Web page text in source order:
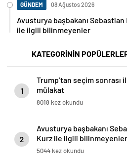
GÜNDEM 08 Ağustos 2026
Avusturya başbakanı Sebastian
ile ilgili bilinmeyenler
KATEGORİNİN
1
Trump’tan seçim sonrası
mülakat
8018 kez okundu
2
Avusturya başbakanı
Kurz ile ilgili bilinmeyenler
5044 kez okundu